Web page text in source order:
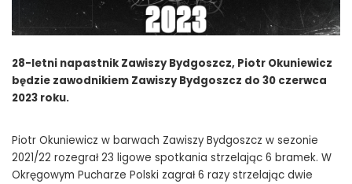
28-letni napastnik Zawiszy Bydgoszcz, Piotr Okuniewicz
będzie zawodnikiem Zawiszy Bydgoszcz do 30 czerwca
2023 roku.
Piotr Okuniewicz w barwach Zawiszy Bydgoszcz w sezonie
2021/22 rozegrał 23 ligowe spotkania strzelając 6 bramek. W
Okręgowym Pucharze Polski zagrał 6 razy strzelając dwie